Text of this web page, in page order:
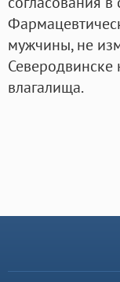
мужчины, не
Северодвинске
влагалища.